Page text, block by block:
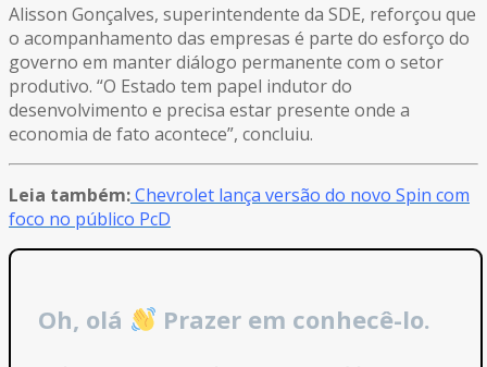
Alisson Gonçalves, superintendente da SDE, reforçou que
o acompanhamento das empresas é parte do esforço do
governo em manter diálogo permanente com o setor
produtivo. “O Estado tem papel indutor do
desenvolvimento e precisa estar presente onde a
economia de fato acontece”, concluiu.
Leia também:Chevrolet lança versão do novo Spin com
foco no público PcD
Oh, olá Prazer em conhecê-lo.